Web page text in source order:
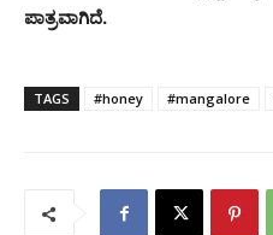
ಪಾತ್ರವಾಗಿದೆ.
TAGS #honey #mangalore